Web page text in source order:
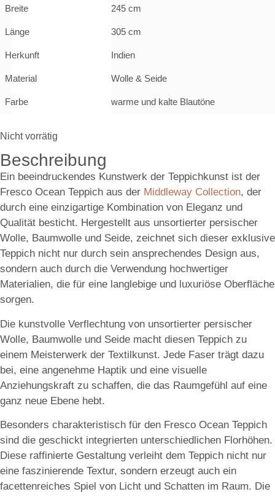
Breite 245 cm
Länge 305 cm
Herkunft Indien
Material Wolle & Seide
Farbe warme und kalte Blautöne
Nicht vorrätig
Beschreibung
Ein beeindruckendes Kunstwerk der Teppichkunst ist der
Fresco Ocean Teppich aus der Middleway Collection, der
durch eine einzigartige Kombination von Eleganz und
Qualität besticht. Hergestellt aus unsortierter persischer
Wolle, Baumwolle und Seide, zeichnet sich dieser exklusive
Teppich nicht nur durch sein ansprechendes Design aus,
sondern auch durch die Verwendung hochwertiger
Materialien, die für eine langlebige und luxuriöse Oberfläche
sorgen.
Die kunstvolle Verflechtung von unsortierter persischer
Wolle, Baumwolle und Seide macht diesen Teppich zu
einem Meisterwerk der Textilkunst. Jede Faser trägt dazu
bei, eine angenehme Haptik und eine visuelle
Anziehungskraft zu schaffen, die das Raumgefühl auf eine
ganz neue Ebene hebt.
Besonders charakteristisch für den Fresco Ocean Teppich
sind die geschickt integrierten unterschiedlichen Florhöhen.
Diese raffinierte Gestaltung verleiht dem Teppich nicht nur
eine faszinierende Textur, sondern erzeugt auch ein
facettenreiches Spiel von Licht und Schatten im Raum. Die